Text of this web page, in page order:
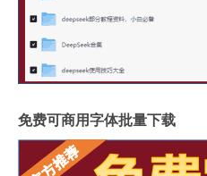
免费可商用字体批量下载